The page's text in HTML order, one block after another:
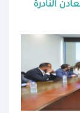
النادرة